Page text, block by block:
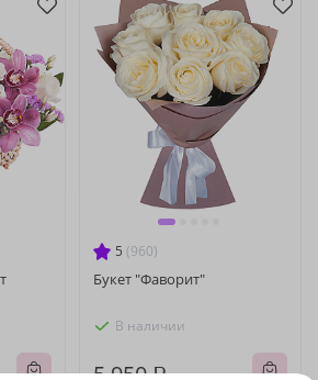
5 (960)
Букет "Фаворит"
В наличии
5 950 ₽